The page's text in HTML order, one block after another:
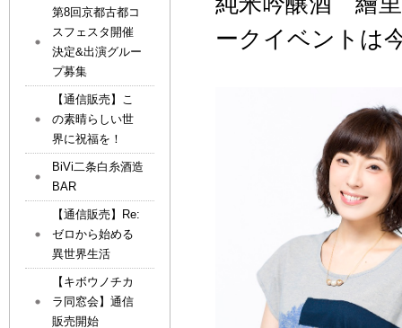
ークイベントは
第8回京都古都コ
スフェスタ開催
決定&出演グルー
プ募集
【通信販売】こ
の素晴らしい世
界に祝福を！
BiVi二条白糸酒造
BAR
【通信販売】Re:
ゼロから始める
異世界生活
【キボウノチカ
ラ同窓会】通信
販売開始